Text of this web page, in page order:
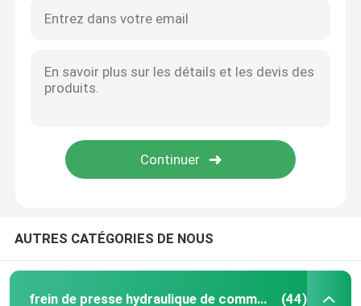
À propos de nous
AUTRES CATÉGORIES DE NOUS
frein de presse hydraulique de commande numérique par ordinateur (44)